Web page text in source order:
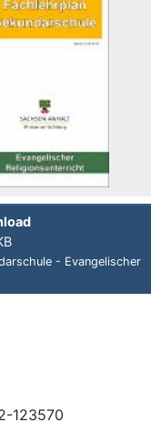
- Evangelischer
123570